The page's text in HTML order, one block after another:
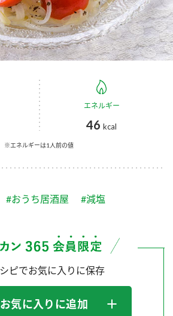
酒 鍋用調味料
たれ
中華
おすしの素
素 米飯用調味液
Fibee
の歴史
取り組み
ツカンミュージアム）
ー
した
エネルギー
46 kcal
※エネルギーは1人前の値
#おうち居酒屋
#減塩
ピでお気に入りに保存
お気に入りに追加